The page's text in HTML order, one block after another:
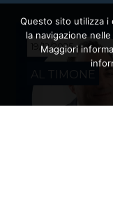
19/12/2025
AL TIMONE
Questo sito utilizza i
la navigazione
Maggiori